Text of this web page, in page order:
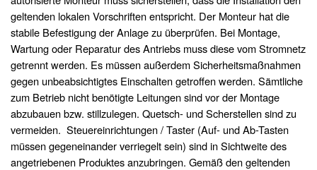
geltenden lokalen Vorschriften entspricht. Der Monteur hat die
stabile Befestigung der Anlage zu überprüfen. Bei Montage,
Wartung oder Reparatur des Antriebs muss diese vom Stromnetz
getrennt werden. Es müssen außerdem Sicherheitsmaßnahmen
gegen unbeabsichtigtes Einschalten getroffen werden. Sämtliche
zum Betrieb nicht benötigte Leitungen sind vor der Montage
abzubauen bzw. stillzulegen. Quetsch- und Scherstellen sind zu
vermeiden. Steuereinrichtungen / Taster (Auf- und Ab-Tasten
müssen gegeneinander verriegelt sein) sind in Sichtweite des
angetriebenen Produktes anzubringen. Gemäß den geltenden